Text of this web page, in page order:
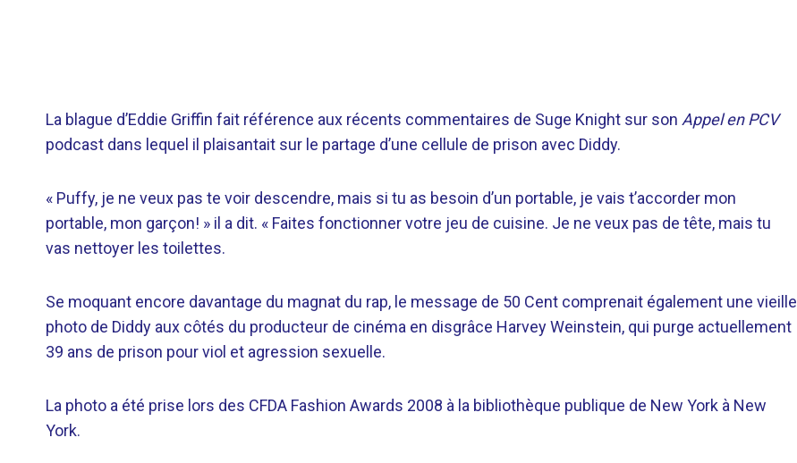
La blague d’Eddie Griffin fait référence aux récents commentaires de Suge Knight sur son Appel en PCV
podcast dans lequel il plaisantait sur le partage d’une cellule de prison avec Diddy.
« Puffy, je ne veux pas te voir descendre, mais si tu as besoin d’un portable, je vais t’accorder mon
portable, mon garçon! » il a dit. « Faites fonctionner votre jeu de cuisine. Je ne veux pas de tête, mais tu
vas nettoyer les toilettes.
Se moquant encore davantage du magnat du rap, le message de 50 Cent comprenait également une vieille
photo de Diddy aux côtés du producteur de cinéma en disgrâce Harvey Weinstein, qui purge actuellement
39 ans de prison pour viol et agression sexuelle.
La photo a été prise lors des CFDA Fashion Awards 2008 à la bibliothèque publique de New York à New
York.